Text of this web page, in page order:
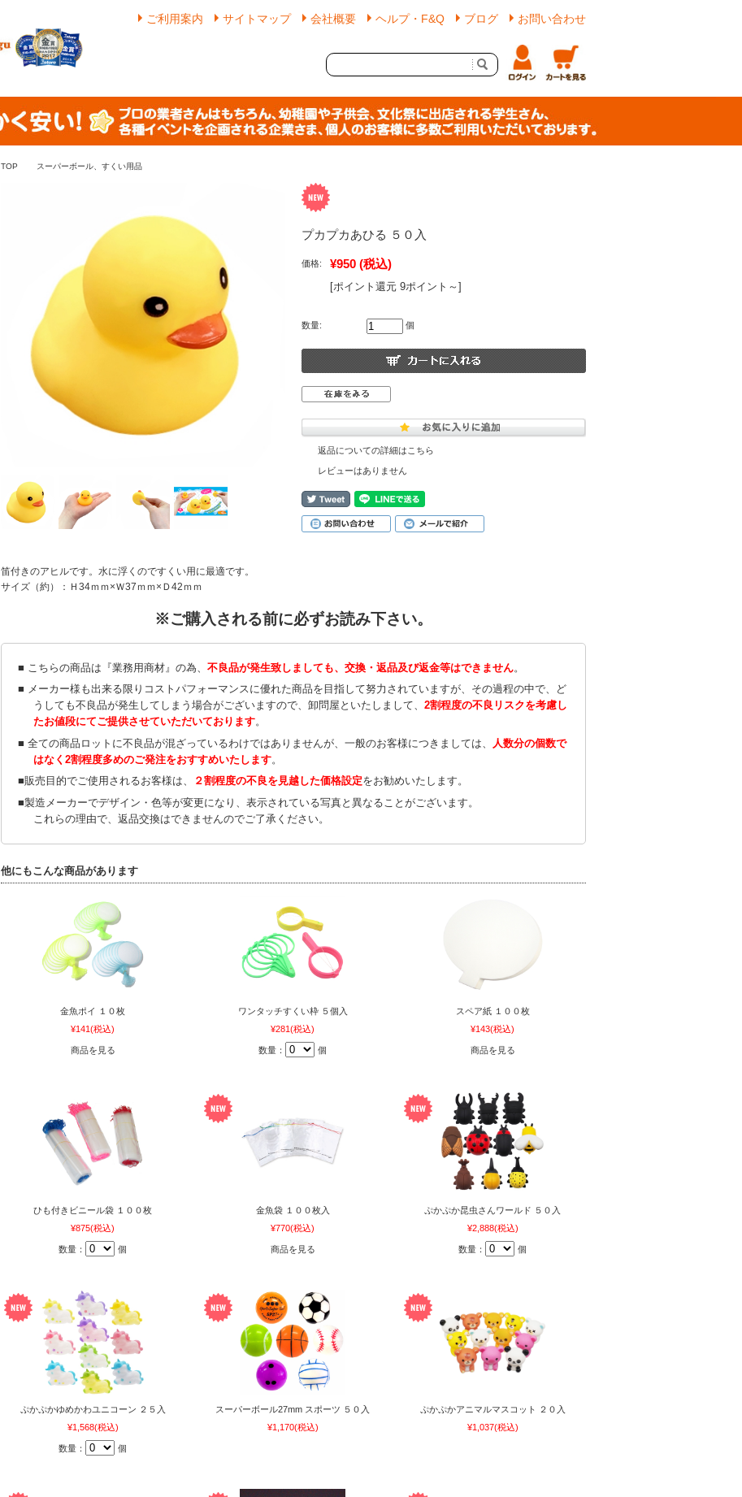
ご利用案内 サイトマップ 会社概要 ヘルプ・F&Q ブログ お問い合わせ
TOP スーパーボール、すくい用品
プカプカあひる ５０入
価格: ¥950 (税込)
[ポイント還元 9ポイント～]
数量: 個
返品についての詳細はこちら
レビューはありません
笛付きのアヒルです。水に浮くのですくい用に最適です。
サイズ（約）：Ｈ34ｍｍ×Ｗ37ｍｍ×Ｄ42ｍｍ
※ご購入される前に必ずお読み下さい。
■ こちらの商品は『業務用商材』の為、 不良品が発生致しましても、交換・返品及び返金等はできません。
■ メーカー様も出来る限りコストパフォーマンスに優れた商品を目指して努力されていますが、その過程の中で、ど
うしても不良品が発生してしまう場合がございますので、卸問屋といたしまして、2割程度の不良リスクを考慮し
たお値段にてご提供させていただいております。
■ 全ての商品ロットに不良品が混ざっているわけではありませんが、一般のお客様につきましては、
人数分の個数で
はなく2割程度多めのご発注をおすすめいたします。
■販売目的でご使用されるお客様は、
２割程度の不良を見越した価格設定をお勧めいたします。
■製造メーカーでデザイン・色等が変更になり、表示されている写真と異なることがございます。
これらの理由で、返品交換はできませんのでご了承ください。
他にもこんな商品があります
金魚ポイ １０枚
¥141(税込)
商品を見る
ワンタッチすくい枠 ５個入
¥281(税込)
数量： 個
スペア紙 １００枚
¥143(税込)
商品を見る
ひも付きビニール袋 １００枚
¥875(税込)
数量： 個
金魚袋 １００枚入
¥770(税込)
商品を見る
ぷかぷか昆虫さんワールド ５０入
¥2,888(税込)
数量： 個
ぷかぷかゆめかわユニコーン ２５入
¥1,568(税込)
数量： 個
スーパーボール27mm スポーツ ５０入
¥1,170(税込)
ぷかぷかアニマルマスコット ２０入
¥1,037(税込)